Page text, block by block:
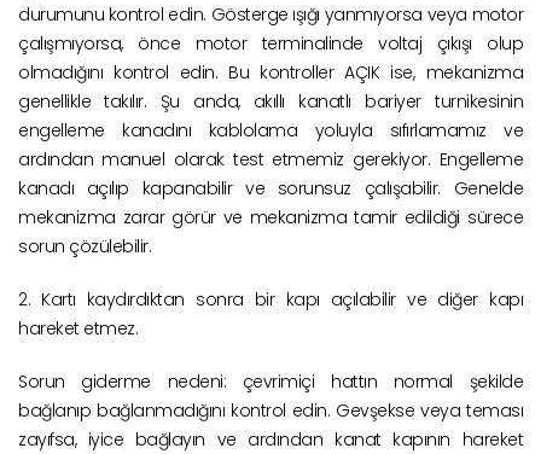
durumunu kontrol edin. Gösterge ışığı yanmıyorsa veya motor
çalışmıyorsa, önce motor terminalinde voltaj çıkışı olup
olmadığını kontrol edin. Bu kontroller AÇIK ise, mekanizma
genellikle takılır. Şu anda, akıllı kanatlı bariyer turnikesinin
engelleme kanadını kablolama yoluyla sıfırlamamız ve
ardından manuel olarak test etmemiz gerekiyor. Engelleme
kanadı açılıp kapanabilir ve sorunsuz çalışabilir. Genelde
mekanizma zarar görür ve mekanizma tamir edildiği sürece
sorun çözülebilir.
2. Kartı kaydırdıktan sonra bir kapı açılabilir ve diğer kapı
hareket etmez.
Sorun giderme nedeni: çevrimiçi hattın normal şekilde
bağlanıp bağlanmadığını kontrol edin. Gevşekse veya teması
zayıfsa, iyice bağlayın ve ardından kanat kapının hareket